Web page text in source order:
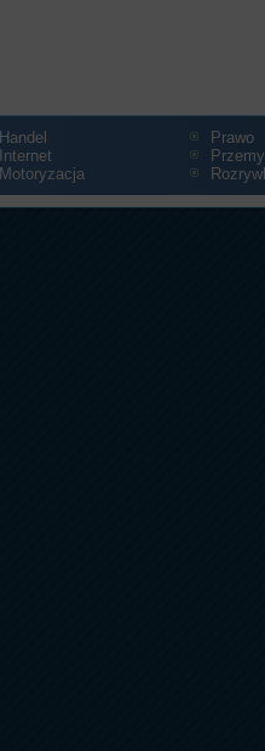
Handel
Internet
Motoryzacja
Prawo